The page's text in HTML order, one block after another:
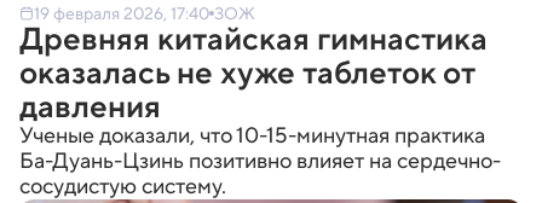
19 февраля 2026, 17:40 ЗОЖ
Древняя китайская гимнастика
оказалась не хуже таблеток от
давления
Ученые доказали, что 10-15‑минутная практика
Ба-Дуань-Цзинь позитивно влияет на сердечно-
сосудистую систему.